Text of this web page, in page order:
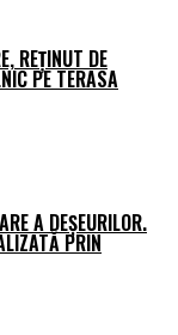
REȚINUT DE
PE TERASA
A DEȘEURILOR.
PRIN